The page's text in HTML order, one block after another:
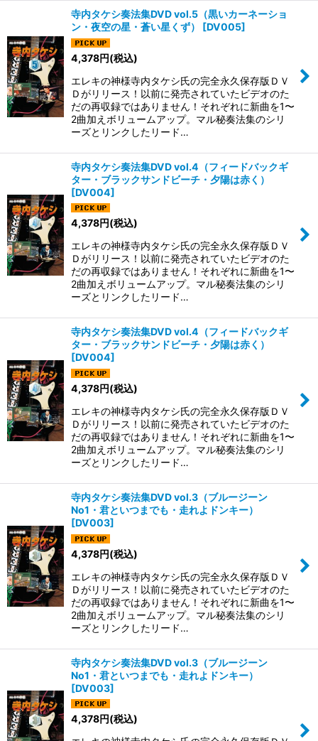
寺内タケシ奏法集DVD vol.5（黒いカーネーショ
ン・夜空の星・蒼い星くず）
[DV005]
4,378円(税込)
エレキの神様寺内タケシ氏の完全永久保存版ＤＶ
Ｄがリリース！以前に発売されていたビデオのた
だの再収録ではありません！それぞれに新曲を1〜
2曲加えボリュームアップ。マル秘奏法集のシリ
ーズとリンクしたリード…
寺内タケシ奏法集DVD vol.4（フィードバックギ
ター・ブラックサンドビーチ・夕陽は赤く）
[DV004]
4,378円(税込)
エレキの神様寺内タケシ氏の完全永久保存版ＤＶ
Ｄがリリース！以前に発売されていたビデオのた
だの再収録ではありません！それぞれに新曲を1〜
2曲加えボリュームアップ。マル秘奏法集のシリ
ーズとリンクしたリード…
寺内タケシ奏法集DVD vol.4（フィードバックギ
ター・ブラックサンドビーチ・夕陽は赤く）
[DV004]
4,378円(税込)
エレキの神様寺内タケシ氏の完全永久保存版ＤＶ
Ｄがリリース！以前に発売されていたビデオのた
だの再収録ではありません！それぞれに新曲を1〜
2曲加えボリュームアップ。マル秘奏法集のシリ
ーズとリンクしたリード…
寺内タケシ奏法集DVD vol.3（ブルージーン
No1・君といつまでも・走れよドンキー）
[DV003]
4,378円(税込)
エレキの神様寺内タケシ氏の完全永久保存版ＤＶ
Ｄがリリース！以前に発売されていたビデオのた
だの再収録ではありません！それぞれに新曲を1〜
2曲加えボリュームアップ。マル秘奏法集のシリ
ーズとリンクしたリード…
寺内タケシ奏法集DVD vol.3（ブルージーン
No1・君といつまでも・走れよドンキー）
[DV003]
4,378円(税込)